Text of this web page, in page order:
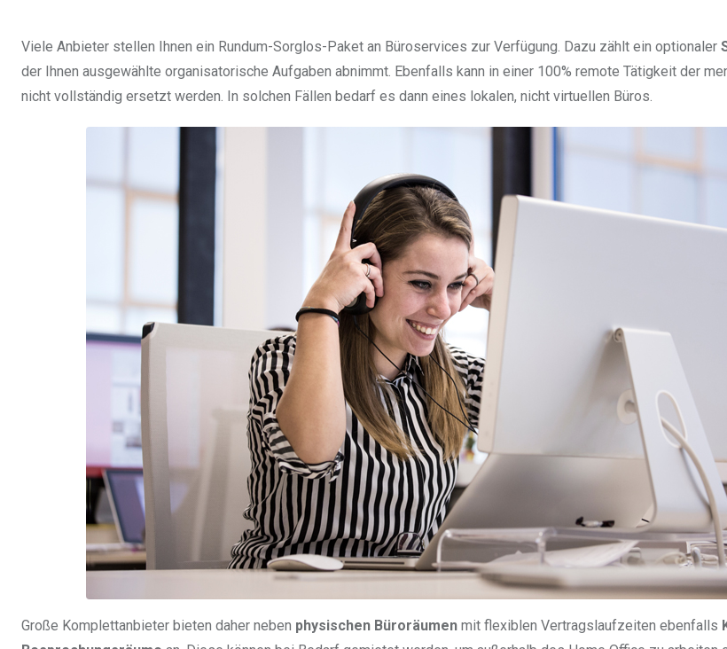
Viele Anbieter stellen Ihnen ein Rundum-Sorglos-Paket an Büroservices zur Verfügung. Dazu zählt ein optionaler
der Ihnen ausgewählte organisatorische Aufgaben abnimmt. Ebenfalls kann in einer 100% remote Tätigkeit der
nicht vollständig ersetzt werden. In solchen Fällen bedarf es dann eines lokalen, nicht virtuellen Büros.
Große Komplettanbieter bieten daher neben physischen Büroräumen mit flexiblen Vertragslaufzeiten ebenfalls